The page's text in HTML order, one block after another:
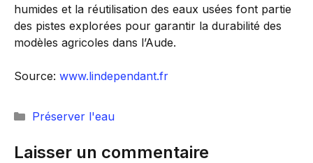
humides et la réutilisation des eaux usées font partie
des pistes explorées pour garantir la durabilité des
modèles agricoles dans l’Aude.
Source: www.lindependant.fr
Catégories
Préserver l'eau
Laisser un commentaire